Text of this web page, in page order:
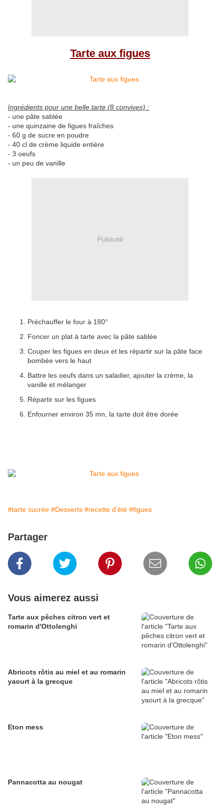
Tarte aux figues
Ingrédients pour une belle tarte (8 convives) :
- une pâte sablée
- une quinzaine de figues fraîches
- 60 g de sucre en poudre
- 40 cl de crème liquide entière
- 3 oeufs
- un peu de vanille
Publicité
Préchauffer le four à 180°
Foncer un plat à tarte avec la pâte sablée
Couper les figues en deux et les répartir sur la pâte face
bombée vers le haut
Battre les oeufs dans un saladier, ajouter la crème, la
vanille et mélanger
Répartir sur les figues
Enfourner environ 35 mn, la tarte doit être dorée
#tarte sucrée #Desserts #recette d'été #figues
Partager
Vous aimerez aussi
Tarte aux pêches citron vert et
romarin d'Ottolenghi
Abricots rôtis au miel et au romarin
yaourt à la grecque
Eton mess
Pannacotta au nougat